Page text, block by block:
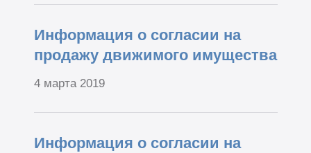
Информация о согласии на
продажу движимого имущества
4 марта 2019
Информация о согласии на